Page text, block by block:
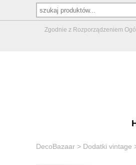
Zgodnie z Rozporządzeniem
DecoBazaar > Dodatki vintage